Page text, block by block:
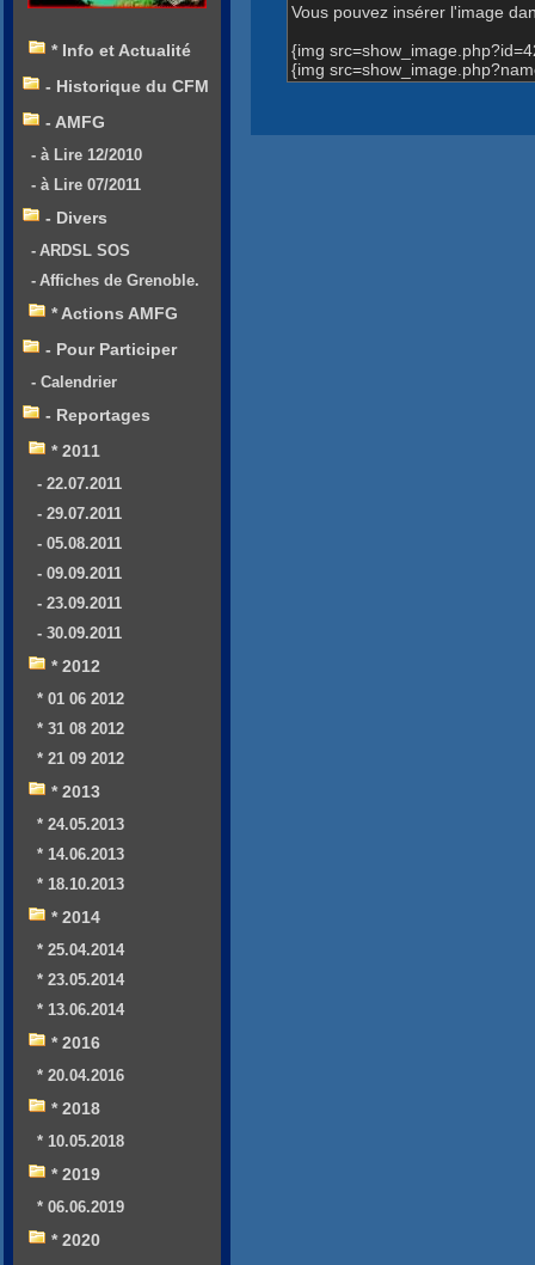
Vous pouvez insérer l'image
{img
{img
* Info et Actualité
- Historique du CFM
- AMFG
- à Lire 12/2010
- à Lire 07/2011
- Divers
- ARDSL SOS
- Affiches de Grenoble.
* Actions AMFG
- Pour Participer
- Calendrier
- Reportages
* 2011
- 22.07.2011
- 29.07.2011
- 05.08.2011
- 09.09.2011
- 23.09.2011
- 30.09.2011
* 2012
* 01 06 2012
* 31 08 2012
* 21 09 2012
* 2013
* 24.05.2013
* 14.06.2013
* 18.10.2013
* 2014
* 25.04.2014
* 23.05.2014
* 13.06.2014
* 2016
* 20.04.2016
* 2018
* 10.05.2018
* 2019
* 06.06.2019
* 2020